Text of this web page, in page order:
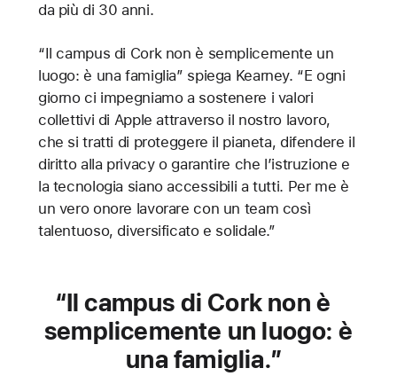
da più di 30 anni.
“Il campus di Cork non è semplicemente un
luogo: è una famiglia” spiega Kearney. “E ogni
giorno ci impegniamo a sostenere i valori
collettivi di Apple attraverso il nostro lavoro,
che si tratti di proteggere il pianeta, difendere il
diritto alla privacy o garantire che l’istruzione e
la tecnologia siano accessibili a tutti. Per me è
un vero onore lavorare con un team così
talentuoso, diversificato e solidale.”
Il campus di Cork non è
semplicemente un luogo: è
una famiglia.